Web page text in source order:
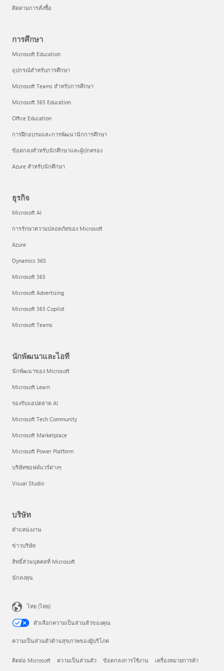
ติดตามการสั่งซื้อ
การศึกษา
Microsoft Education
อุปกรณ์สำหรับการศึกษา
Microsoft Teams สำหรับการศึกษา
Microsoft 365 Education
Office Education
การฝึกอบรมและการพัฒนานักการศึกษา
ข้อตกลงสำหรับนักศึกษาและผู้ปกครอง
Azure สำหรับนักศึกษา
ธุรกิจ
Microsoft AI
การรักษาความปลอดภัยของ Microsoft
Azure
Dynamics 365
Microsoft 365
Microsoft Advertising
Microsoft 365 Copilot
Microsoft Teams
นักพัฒนาและไอที
นักพัฒนาของ Microsoft
Microsoft Learn
รองรับแอปตลาด AI
Microsoft Tech Community
Microsoft Marketplace
Microsoft Power Platform
บริษัทซอฟต์แวร์ต่างๆ
Visual Studio
บริษัท
ตำแหน่งงาน
ข่าวบริษัท
สิทธิ์ส่วนบุคคลที่ Microsoft
นักลงทุน
ไทย (ไทย)
ตัวเลือกความเป็นส่วนตัวของคุณ
ความเป็นส่วนตัวด้านสุขภาพของผู้บริโภค
ติดต่อ Microsoft ความเป็นส่วนตัว ข้อตกลงการใช้งาน เครื่องหมายการค้า